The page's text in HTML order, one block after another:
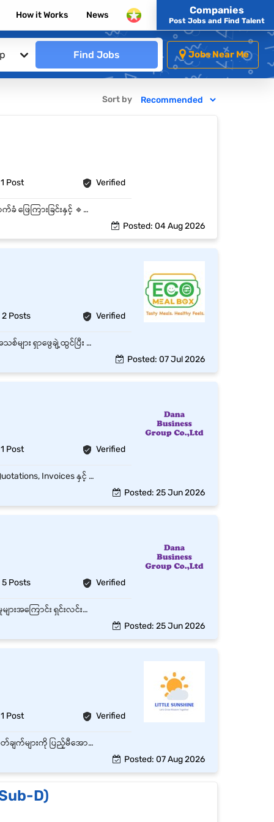
How it Works News Companies
Post Jobs and Find Talent
Find Jobs Jobs Near Me
Sort by
1 Post Verified
🔹Sales operation ပိုင်း ကို လုပ်ဆောင်ရမည် 🔹Online / Offline - Customer Inquiry များကို လက်ခံ ဖြေကြားခြင်းနှင့် 🔹လစဉ် Sale Report များကို စုစည်းတင်ပြရမည်။ 🔹Delivery Man အတွက် ပစ္စည်းပို့ဆောင်မှုများကို စီစဉ် ပေးရမည်။
Posted: 04 Aug 2026
2 Posts Verified
Company ၏ Product/Service များကို Customer များထံ မိတ်ဆက်ရောင်းချခြင်း။ Customer အသစ်များ ရှာဖွေချဲ့ထွင်ပြီး ရေရှည်ဆက်ဆံရေး တည်ဆောက်ခြင်း။ Sales Target များကို သတ်မှတ်ထားသည့် အချိန်အတွင်း ပြည့်မီအောင် ဆောင်ရွက်ခြင်း။ Customer များ၏ လိုအပ်ချက်များကို နားလည်ကာ သင့်လျော်သော အကြံပြုချက်များ ပေးခြင်း။ Sales Report များကို နေ့စဉ်၊ အပတ်စဉ် သို့မဟုတ် လစဉ် ပြင်ဆင်တင်ပြခြင်း။ Market Trend နှင့် Competitor များ၏ လှုပ်ရှားမှုများကို စောင့်ကြည့်လေ့လာခြင်း။ Customer Complaint များကို အချိန်မီ ဖြေရှင်းပေးခြင်း။ Team နှင့် ပူးပေါင်း၍ Company ၏ အရောင်းရည်မှန်းချက်များ အောင်မြင်စေရန် ဆောင်ရွက်ခြင်း။
Posted: 07 Jul 2026
1 Post Verified
Sales Team ၏ နေ့စဉ် Administration လုပ်ငန်းများကို စီမံကူညီဆောင်ရွက်ခြင်း Sales Orders, Quotations, Invoices နှင့် Customer Records များကို ပြင်ဆင်ထိန်းသိမ်းခြင်း Customer Orders များကို စနစ်တကျ မှတ်တမ်းတင်ပြီး သက်ဆိုင်ရာဌာနများနှင့် ချိတ်ဆက်ဆောင်ရွက်ခြင်း Sales Data များကို Update ပြုလုပ်ပြီး လစဉ်/အပတ်စဉ် Report များ ပြင်ဆင်ပေးခြင်း Stock Availability နှင့် Delivery Status များကို စစ်ဆေး၍ Sales Team အား အချက်အလက်ပေးခြင်း Customer Inquiries နှင့် Complaints များကို သက်ဆိုင်ရာဌာနသို့ လွှဲပြောင်းပေးခြင်း Sales Documents နှင့် Contract Files များကို စနစ်တကျ သိမ်းဆည်းထိန်းသိမ်းခြင်း Sales Target နှင့် Performance Data များကို စုစည်းတင်ပြခြင်း Supervisor/Manager မှ တာဝန်ပေးအပ်သော အခြားလုပ်ငန်းများကို ဆောင်ရွက်ခြင်း
Posted: 25 Jun 2026
5 Posts Verified
Sales Team ၏ နေ့စဉ်လုပ်ငန်းများကို ပံ့ပိုးကူညီခြင်း Customer များအား ထုတ်ကုန်နှင့် ဝန်ဆောင်မှုများအကြောင်း ရှင်းလင်းတင်ပြပေးခြင်း Customer Orders များကို လက်ခံခြင်း၊ စာရင်းသွင်းခြင်းနှင့် Follow-up ပြုလုပ်ခြင်း Sales Records, Customer Information နှင့် Reports များကို Update ပြုလုပ်ခြင်း Inventory နှင့် Stock အခြေအနေများကို စစ်ဆေးထိန်းသိမ်းခြင်း Sales Documents, Quotations နှင့် Invoices များကို ပြင်ဆင်ကူညီပေးခြင်း Customer Complaints နှင့် Inquiries များကို သက်ဆိုင်ရာဌာနသို့ တင်ပြပေးခြင်း Sales Target များ ပြည့်မီစေရန် Sales Team နှင့် ပူးပေါင်းဆောင်ရွက်ခြင်း Supervisor မှ တာဝန်ပေးအပ်သော အခြားလုပ်ငန်းတာဝန်များကို ဆောင်ရွက်ခြင်း
Posted: 25 Jun 2026
1 Post Verified
❏ Shopping Center များ၏ Promotion area တွင် တာဝန်ထမ်းဆောင်ရမည်။ ❏ အရောင်းသတ်မှတ်ချက်များကို ပြည့်မီအောင် ကြိုးစားရောင်းချပေးရမည်။ ❏ Customers လိုအပ်ချက်များကို အကြံပေးပြောကြားနိုင်ပြီး ကလေးအသက်အရွယ်အလိုက် စာအုပ်များကို ညွန်းဆိုပေးနိုင်ရမည်။ ( Training ပေးပေးပါသည်) ❏ Customer များနှင့် ပြေပြစ်စွာဆက်သွယ်၍ ဝန်ဆောင်မှုပေးနိုင်ရမည်။ ❏ အရောင်း နှင့် stock အဝင်အထွက် စာရင်းများ တိကျစွာ ထိန်းသိမ်းနိုင်ရမည်။ ❏ ဆိုင်၏ပစ္စည်းခင်းကျင်းမှု သန့်ရှင်းသပ်ရပ်စွာ ထားရှိရမည်
Posted: 07 Aug 2026
D)